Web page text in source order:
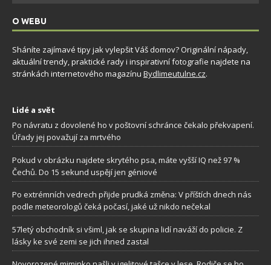
O WEBU
Sháníte zajímavé tipy jak vylepšit Váš domov? Originální nápady,
aktuální trendy, praktické rady i inspirativní fotografie najdete na
stránkách internetového magazínu Bydlimeutulne.cz.
Lidé a svět
Po návratu z dovolené ho v poštovní schránce čekalo překvapení.
Úřady jej považují za mrtvého
Pokud v obrázku najdete skrytého psa, máte vyšší IQ než 97 %
Čechů. Do 15 sekund uspějí jen géniové
Po extrémních vedrech přijde prudká změna: V příštích dnech nás
podle meteorologů čeká počasí, jaké už nikdo nečekal
57letý obchodník si všiml, jak se skupina lidí naváží do policie. Z
lásky ke své zemi se jich ihned zastal